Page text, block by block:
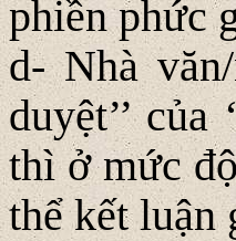
phiền phức
d- Nhà
duyệt’’
thì ở mức
thể kết luận